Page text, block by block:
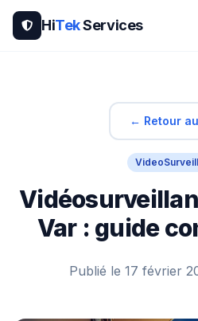
HiTekServices
← Retour
Var : guide
Publié le 17 février